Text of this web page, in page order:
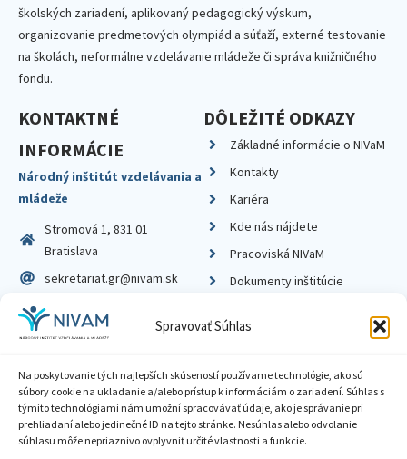
Spravovať Súhlas
Na poskytovanie tých najlepších skúseností používame technológie, ako sú
súbory cookie na ukladanie a/alebo prístup k informáciám o zariadení. Súhlas s
týmito technológiami nám umožní spracovávať údaje, ako je správanie pri
prehliadaní alebo jedinečné ID na tejto stránke. Nesúhlas alebo odvolanie
súhlasu môže nepriaznivo ovplyvniť určité vlastnosti a funkcie.
školských zariadení, aplikovaný pedagogický výskum,
organizovanie predmetových olympiád a súťaží, externé testovanie
na školách, neformálne vzdelávanie mládeže či správa knižničného
fondu.
KONTAKTNÉ
INFORMÁCIE
Národný inštitút vzdelávania a
mládeže
Stromová 1, 831 01
Bratislava
sekretariat.gr@nivam.sk
IČO: 00164348
DIČ: 2020798714
DÔLEŽITÉ ODKAZY
Základné informácie o NIVaM
Kontakty
Kariéra
Kde nás nájdete
Pracoviská NIVaM
Dokumenty inštitúcie
Zásady ochrany súkromia